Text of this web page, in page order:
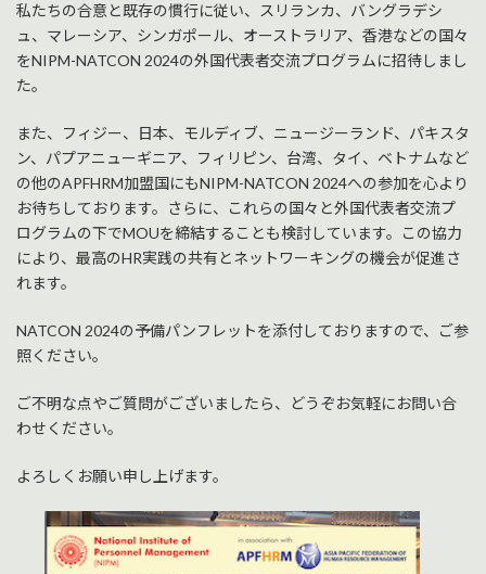
私たちの合意と既存の慣行に従い、スリランカ、バングラデシ
ュ、マレーシア、シンガポール、オーストラリア、香港などの国々
をNIPM-NATCON 2024の外国代表者交流プログラムに招待しまし
た。
また、フィジー、日本、モルディブ、ニュージーランド、パキスタ
ン、パプアニューギニア、フィリピン、台湾、タイ、ベトナムなど
の他のAPFHRM加盟国にもNIPM-NATCON 2024への参加を心より
お待ちしております。さらに、これらの国々と外国代表者交流プ
ログラムの下でMOUを締結することも検討しています。この協力
により、最高のHR実践の共有とネットワーキングの機会が促進さ
れます。
NATCON 2024の予備パンフレットを添付しておりますので、ご参
照ください。
ご不明な点やご質問がございましたら、どうぞお気軽にお問い合
わせください。
よろしくお願い申し上げます。